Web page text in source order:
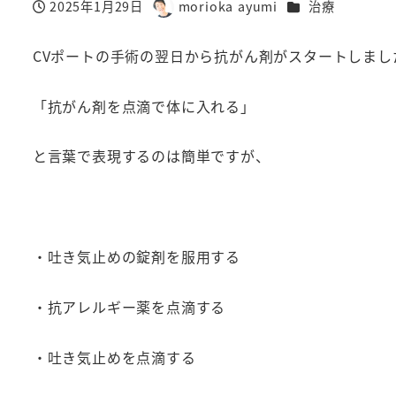
投稿日
2025年1月29日
著
morioka ayumi カテゴリー
治療
CVポートの手術の翌日から抗がん剤がスタートしま
「抗がん剤を点滴で体に入れる」
と言葉で表現するのは簡単ですが、
・吐き気止めの錠剤を服用する
・抗アレルギー薬を点滴する
・吐き気止めを点滴する